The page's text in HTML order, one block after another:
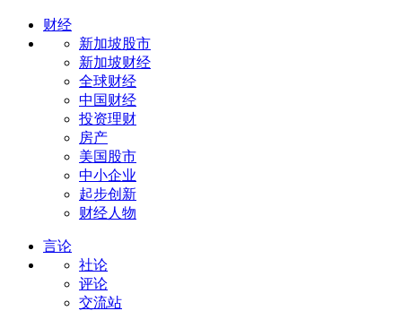
财经
新加坡股市
新加坡财经
全球财经
中国财经
投资理财
房产
美国股市
中小企业
起步创新
财经人物
言论
社论
评论
交流站